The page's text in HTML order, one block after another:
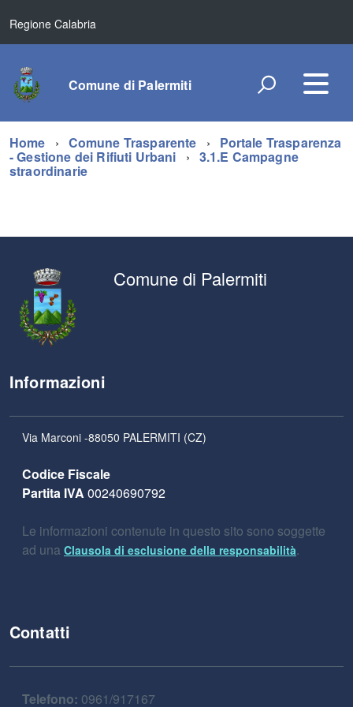
Regione Calabria
Comune di Palermiti
Home Comune Trasparente Portale Trasparenza
- Gestione dei Rifiuti Urbani 3.1.E Campagne
straordinarie
Comune di Palermiti
Informazioni
Via Marconi -88050 PALERMITI (CZ)
Codice Fiscale
Partita IVA 00240690792
Le informazioni contenute in questo sito sono soggette
ad una Clausola di esclusione della responsabilità.
Contatti
Telefono: 0961/917167